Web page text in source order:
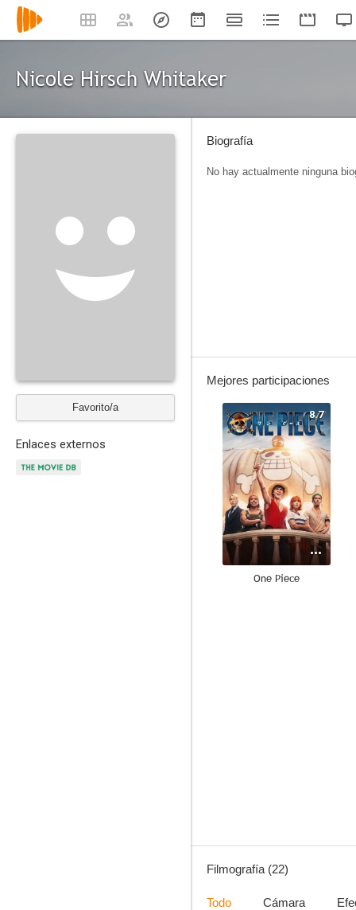
Nicole Hirsch Whitaker
Favorito/a
Enlaces externos
Biografía
No hay actualmente ninguna
Mejores participaciones
8.7
One Piece
Filmografía (22)
Todo Cámara